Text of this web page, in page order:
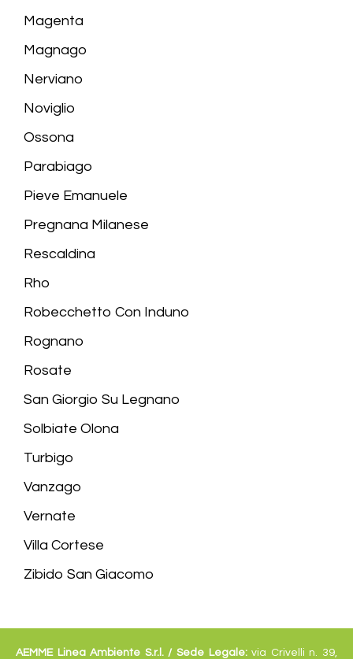
Magenta
Magnago
Nerviano
Noviglio
Ossona
Parabiago
Pieve Emanuele
Pregnana Milanese
Rescaldina
Rho
Robecchetto Con Induno
Rognano
Rosate
San Giorgio Su Legnano
Solbiate Olona
Turbigo
Vanzago
Vernate
Villa Cortese
Zibido San Giacomo
AEMME Linea Ambiente S.r.l. / Sede Legale:via Crivelli n. 39,